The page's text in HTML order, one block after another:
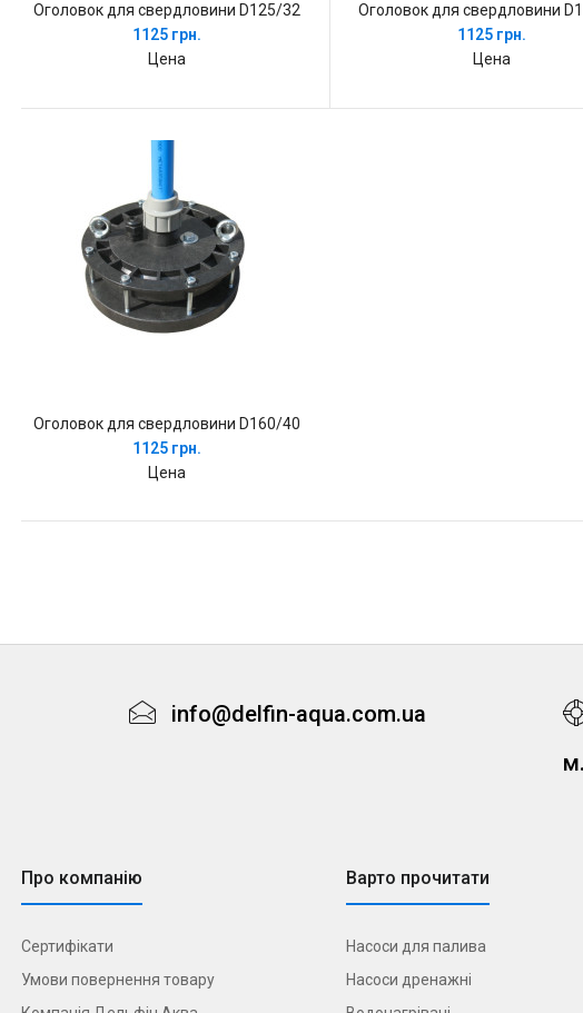
Оголовок для свердловини D125/32
1125 грн.
Цена
Оголовок для свердловини
1125 грн.
Цена
Оголовок для свердловини D160/40
1125 грн.
Цена
info@delfin-aqua.com.ua
Про компанію
Сертифікати
Умови повернення товару
Варто прочитати
Насоси для палива
Насоси дренажні